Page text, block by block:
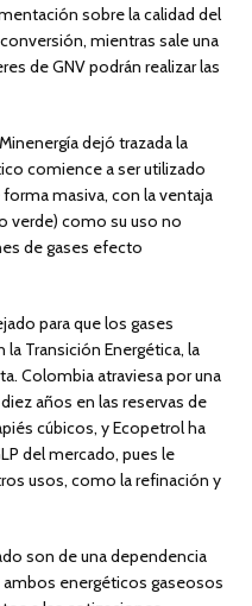
sobre la calidad del
mientras sale una
de GNV podrán realizar las
dejó trazada la
comience a ser utilizado
masiva, con la ventaja
verde) como su uso no
de gases efecto
para que los gases
Transición Energética, la
Colombia atraviesa por una
años en las reservas de
cúbicos, y Ecopetrol ha
del mercado, pues le
usos, como la refinación y
son de una dependencia
energéticos gaseosos